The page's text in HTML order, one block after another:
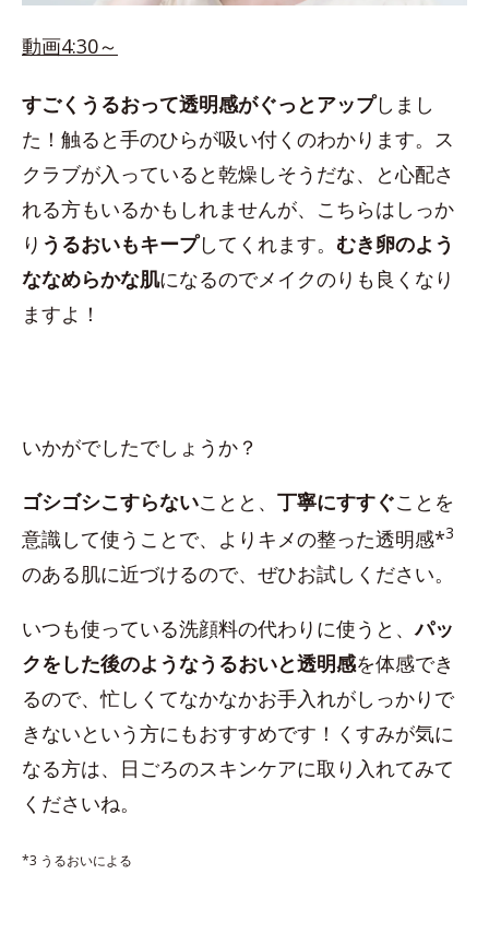
動画4:30～
すごくうるおって透明感がぐっとアップしまし
た！触ると手のひらが吸い付くのわかります。ス
クラブが入っていると乾燥しそうだな、と心配さ
れる方もいるかもしれませんが、こちらはしっか
り うるおいもキープしてくれます。 むき卵のよう
ななめらかな肌になるのでメイクのりも良くなり
ますよ！
いかがでしたでしょうか？
ゴシゴシこすらないことと、 丁寧にすすぐことを
意識して使うことで、よりキメの整った透明感*3
のある肌に近づけるので、ぜひお試しください。
いつも使っている洗顔料の代わりに使うと、パッ
クをした後のようなうるおいと透明感を体感でき
るので、忙しくてなかなかお手入れがしっかりで
きないという方にもおすすめです！くすみが気に
なる方は、日ごろのスキンケアに取り入れてみて
くださいね。
*3 うるおいによる